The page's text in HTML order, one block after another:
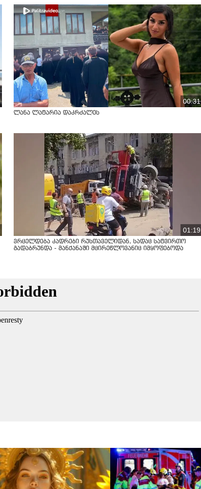
00:31
ლანა ლატარია დაკრძალეს
01:19
ვრცელდება კადრები რუსთაველიდან, სადაც სატვირთო
გადაბრუნდა - მანქანაში მცირეწლოვანიც იმყოფებოდა